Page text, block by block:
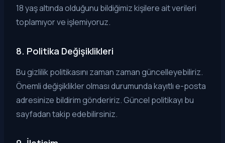
18 yaş altında olduğunu bildiğimiz kişilere ait verileri
toplamıyor ve işlemiyoruz.
8. Politika Değişiklikleri
Bu gizlilik politikasını zaman zaman güncelleyebiliriz.
Önemli değişiklikler olması durumunda kayıtlı e-posta
adresinize bildirim göndeririz. Güncel politikayı bu
sayfadan takip edebilirsiniz.